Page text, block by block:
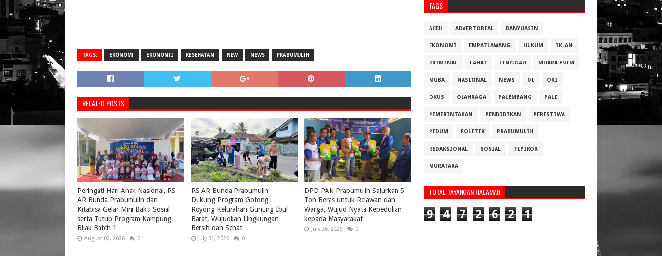
TAGS: EKONOMI EKONOMII KESEHATAN NEW NEWS PRABUMULIH
RELATED POSTS
Peringati Hari Anak Nasional, RS
AR Bunda Prabumulih dan
Kitabisa Gelar Mini Bakti Sosial
serta Tutup Program Kampung
Bijak Batch 1
August 02, 2026 0
RS AR Bunda Prabumulih
Dukung Program Gotong
Royong Kelurahan Gunung Ibul
Barat, Wujudkan Lingkungan
Bersih dan Sehat
July 31, 2026 0
DPD PAN Prabumulih Salurkan 5
Ton Beras untuk Relawan dan
Warga, Wujud Nyata Kepedulian
kepada Masyarakat
July 26, 2026 0
TAGS
ACEH ADVERTORIAL BANYUASIN
EKONOMI EMPATLAWANG HUKUM IKLAN
KRIMINAL LAHAT LINGGAU MUARA ENIM
MUBA NASIONAL NEWS OI OKI
OKUS OLAHRAGA PALEMBANG PALI
PEMERINTAHAN PENDIDIKAN PERISTIWA
PIDUM POLITIK PRABUMULIH
REDAKSIONAL SOSIAL TIPIKOR
MURATARA
TOTAL TAYANGAN HALAMAN
9 4 7 2 6 2 1